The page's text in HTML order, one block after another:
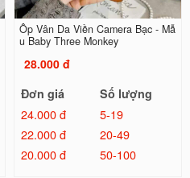
Ốp Vân Da Viền Camera Bạc - Mẫ
u Baby Three Monkey
28.000 đ
Đơn giá
Số lượng
24.000 đ
5-19
22.000 đ
20-49
20.000 đ
50-100